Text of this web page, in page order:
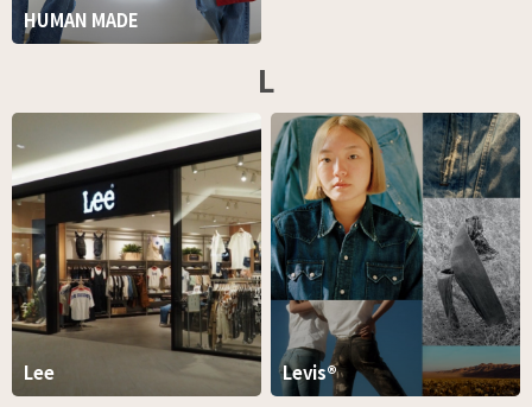
HUMAN MADE
L
Lee Levis®